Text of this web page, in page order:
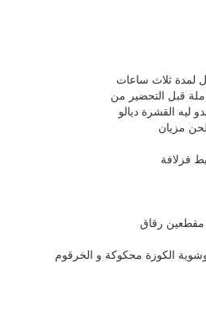
لمدة ثلاث ساعات
قبل التحضير من
ليه القشرة ديالو
مزيان
فزلافة
مقطعين رقاق
الكوزة محكوكة و الخرقوم